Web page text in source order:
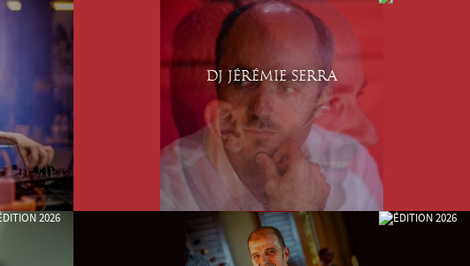
DJ JÉRÉMIE SERRA